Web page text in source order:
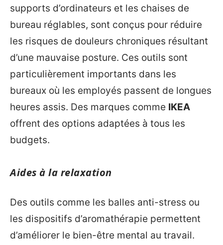
supports d’ordinateurs et les chaises de
bureau réglables, sont conçus pour réduire
les risques de douleurs chroniques résultant
d’une mauvaise posture. Ces outils sont
particulièrement importants dans les
bureaux où les employés passent de longues
heures assis. Des marques comme IKEA
offrent des options adaptées à tous les
budgets.
Aides à la relaxation
Des outils comme les balles anti-stress ou
les dispositifs d’aromathérapie permettent
d’améliorer le bien-être mental au travail.